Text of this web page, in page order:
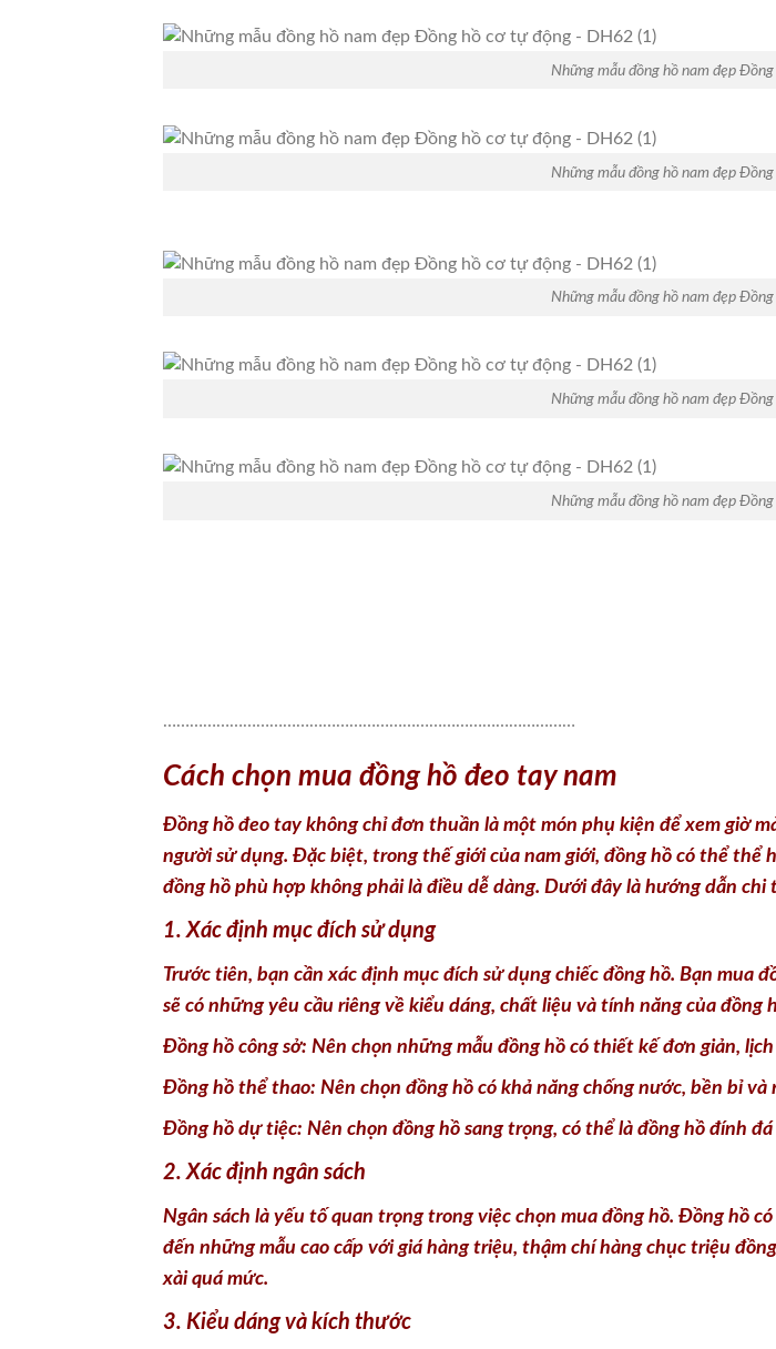
Những mẫu đồng hồ nam đẹp
Những mẫu đồng hồ nam đẹp
Những mẫu đồng hồ nam đẹp
Những mẫu đồng hồ nam đẹp
Những mẫu đồng hồ nam đẹp
…………………………………………………………………………………
Cách chọn mua đồng hồ đeo tay nam
Đồng hồ đeo tay không chỉ đơn thuần là một món phụ kiện để xem giờ
người sử dụng. Đặc biệt, trong thế giới của nam giới, đồng hồ có thể thể
đồng hồ phù hợp không phải là điều dễ dàng. Dưới đây là hướng dẫn
1. Xác định mục đích sử dụng
Trước tiên, bạn cần xác định mục đích sử dụng chiếc đồng hồ. Bạn mua
sẽ có những yêu cầu riêng về kiểu dáng, chất liệu và tính năng của đồng
Đồng hồ công sở: Nên chọn những mẫu đồng hồ có thiết kế đơn giản,
Đồng hồ thể thao: Nên chọn đồng hồ có khả năng chống nước, bền bỉ
Đồng hồ dự tiệc: Nên chọn đồng hồ sang trọng, có thể là đồng hồ đính
2. Xác định ngân sách
Ngân sách là yếu tố quan trọng trong việc chọn mua đồng hồ. Đồng hồ
đến những mẫu cao cấp với giá hàng triệu, thậm chí hàng chục triệu
xài quá mức.
3. Kiểu dáng và kích thước